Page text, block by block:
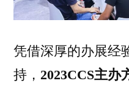
凭借深厚的办展经
持， 2023CCS主